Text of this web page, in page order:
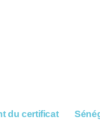
du certificat